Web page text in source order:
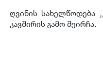
ღვინის სახელწოდება
კავშირის გამო შეირჩა.